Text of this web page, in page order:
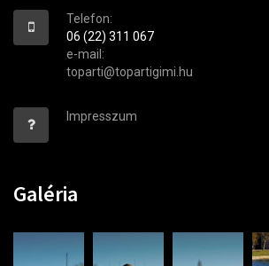
Telefon:
06 (22) 311 067
e-mail:
toparti@topartigimi.hu
Impresszum
Galéria